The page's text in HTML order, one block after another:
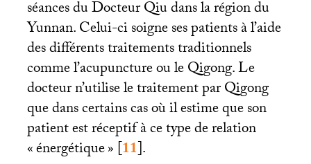
séances du Docteur Qiu dans la région du
Yunnan. Celui-ci soigne ses patients à l’aide
des différents traitements traditionnels
comme l’acupuncture ou le Qigong. Le
docteur n’utilise le traitement par Qigong
que dans certains cas où il estime que son
patient est réceptif à ce type de relation
«énergétique»[11].